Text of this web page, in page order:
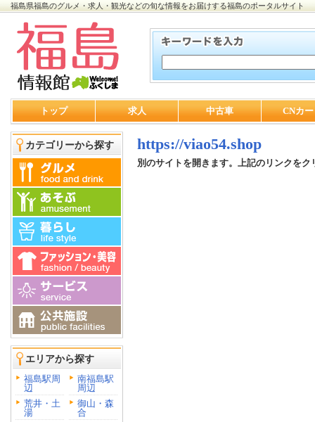
福島県福島のグルメ・求人・観光などの旬な情報をお届けする福島のポータルサイト
トップ 求人 中古車 CNカ
カテゴリーから探す
エリアから探す
福島駅周
辺
南福島駅
周辺
荒井・土
湯
御山・森
合
https://viao54.shop
別のサイトを開きます。上記のリンクをク